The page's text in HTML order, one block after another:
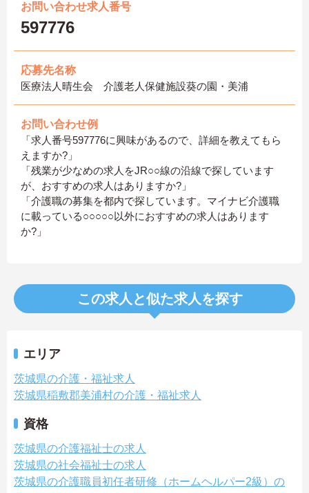
お問い合わせ求人番号
597776
応募先名称
医療法人晴生会 介護老人保健施設葵の園・美浦
お問い合わせ例
「求人番号597776に興味があるので、詳細を教えてもら
えますか?」
「残業が少なめの求人をJR○○線の沿線で探しています
が、おすすめの求人はありますか?」
「介護職の募集を都内で探しています。マイナビ介護職
に載っている○○○○○以外におすすめの求人はあります
か?」
この求人と似た求人を探す
エリア
茨城県の介護・福祉求人
茨城県稲敷郡美浦村の介護・福祉求人
資格
茨城県の介護福祉士の求人
茨城県の社会福祉士の求人
茨城県の介護職員初任者研修（ホームヘルパー2級）の